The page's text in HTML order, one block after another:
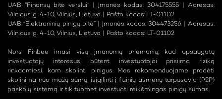
UAB “Finansų bitė verslui” | Įmonės kodas: 304175555 | Adresas:
Vilniaus g. 4-10, Vilnius, Lietuva | Pašto kodas: LT-01102
UAB “Elektroninių pinigų bitė” | Įmonės kodas: 304473256 | Adresas:
Vilniaus g. 4-10, Vilnius, Lietuva | Pašto kodas: LT-01102
Nors Finbee imasi visų įmanomų priemonių, kad apsaugotų
investuotojų interesus, būtent investuotojai prisiima riziką
rinkdamiesi, kam skolinti pinigus. Mes rekomenduojame pradėti
skolinimą nuo mažų sumų, įsigilinti į fizinių asmenų tarpusavio (P2P)
paskolų sistemą ir tik tuomet investuoti reikšmingas pinigų sumas.